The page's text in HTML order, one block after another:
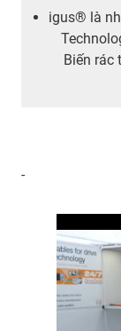
igus® là
Biến rác
-